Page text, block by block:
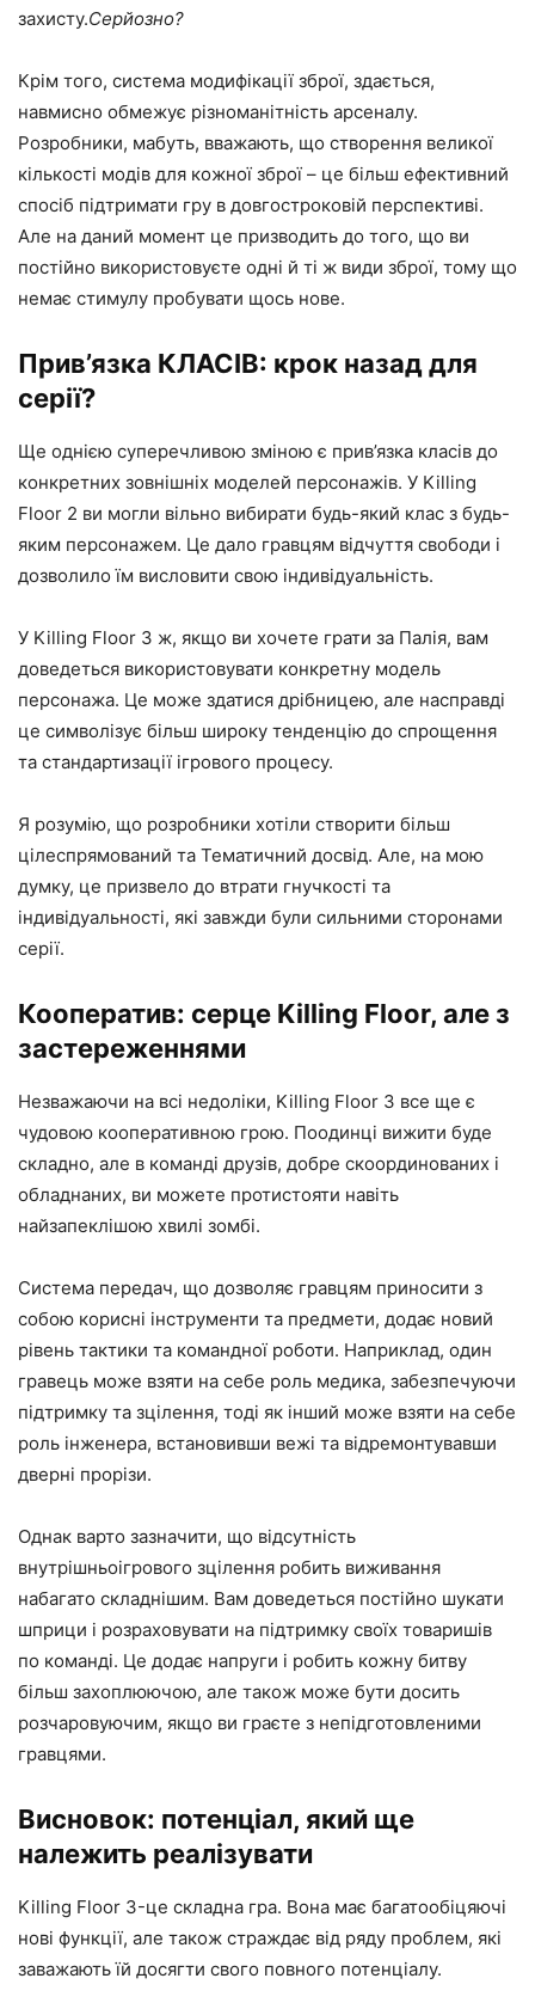
захисту.Серйозно?
Крім того, система модифікації зброї, здається,
навмисно обмежує різноманітність арсеналу.
Розробники, мабуть, вважають, що створення великої
кількості модів для кожної зброї – це більш ефективний
спосіб підтримати гру в довгостроковій перспективі.
Але на даний момент це призводить до того, що ви
постійно використовуєте одні й ті ж види зброї, тому що
немає стимулу пробувати щось нове.
Прив’язка КЛАСІВ: крок назад для
серії?
Ще однією суперечливою зміною є прив’язка класів до
конкретних зовнішніх моделей персонажів. У Killing
Floor 2 ви могли вільно вибирати будь-який клас з будь-
яким персонажем. Це дало гравцям відчуття свободи і
дозволило їм висловити свою індивідуальність.
У Killing Floor 3 ж, якщо ви хочете грати за Палія, вам
доведеться використовувати конкретну модель
персонажа. Це може здатися дрібницею, але насправді
це символізує більш широку тенденцію до спрощення
та стандартизації ігрового процесу.
Я розумію, що розробники хотіли створити більш
цілеспрямований та Тематичний досвід. Але, на мою
думку, це призвело до втрати гнучкості та
індивідуальності, які завжди були сильними сторонами
серії.
Кооператив: серце Killing Floor, але з
застереженнями
Незважаючи на всі недоліки, Killing Floor 3 все ще є
чудовою кооперативною грою. Поодинці вижити буде
складно, але в команді друзів, добре скоординованих і
обладнаних, ви можете протистояти навіть
найзапеклішою хвилі зомбі.
Система передач, що дозволяє гравцям приносити з
собою корисні інструменти та предмети, додає новий
рівень тактики та командної роботи. Наприклад, один
гравець може взяти на себе роль медика, забезпечуючи
підтримку та зцілення, тоді як інший може взяти на себе
роль інженера, встановивши вежі та відремонтувавши
дверні прорізи.
Однак варто зазначити, що відсутність
внутрішньоігрового зцілення робить виживання
набагато складнішим. Вам доведеться постійно шукати
шприци і розраховувати на підтримку своїх товаришів
по команді. Це додає напруги і робить кожну битву
більш захоплюючою, але також може бути досить
розчаровуючим, якщо ви граєте з непідготовленими
гравцями.
Висновок: потенціал, який ще
належить реалізувати
Killing Floor 3-це складна гра. Вона має багатообіцяючі
нові функції, але також страждає від ряду проблем, які
заважають їй досягти свого повного потенціалу.